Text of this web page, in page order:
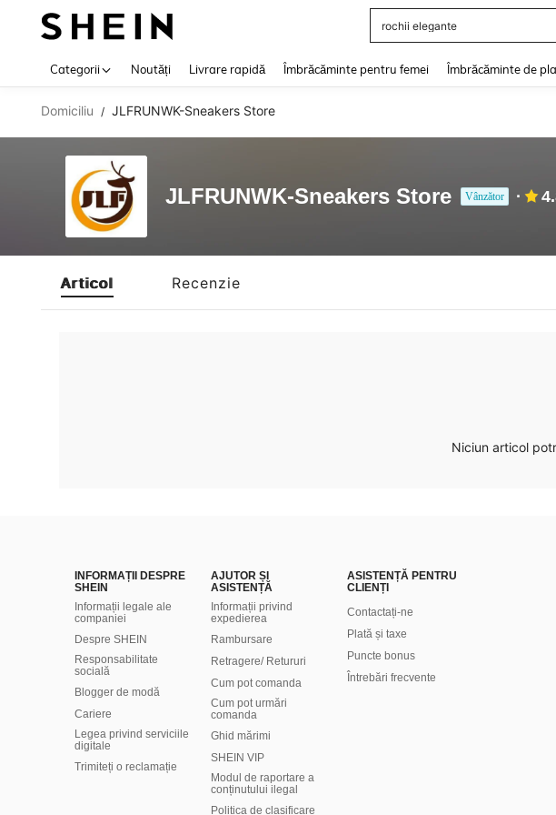
rochii elegante
Categorii Noutăți Livrare rapidă Îmbrăcăminte pentru femei Îmbrăcăminte de
Domiciliu / JLFRUNWK-Sneakers Store
JLFRUNWK-Sneakers Store Vânzător
Articol Recenzie
Niciun articol
INFORMAȚII DESPRE
SHEIN
Informații legale ale
companiei
Despre SHEIN
Responsabilitate
socială
Blogger de modă
Cariere
Legea privind serviciile
digitale
Trimiteți o reclamație
AJUTOR ȘI
ASISTENȚĂ
Informații privind
expedierea
Rambursare
Retragere/ Retururi
Cum pot comanda
Cum pot urmări
comanda
Ghid mărimi
SHEIN VIP
Modul de raportare a
conținutului ilegal
Politica de clasificare
ASISTENȚĂ PENTRU
CLIENȚI
Contactați-ne
Plată și taxe
Puncte bonus
Întrebări frecvente